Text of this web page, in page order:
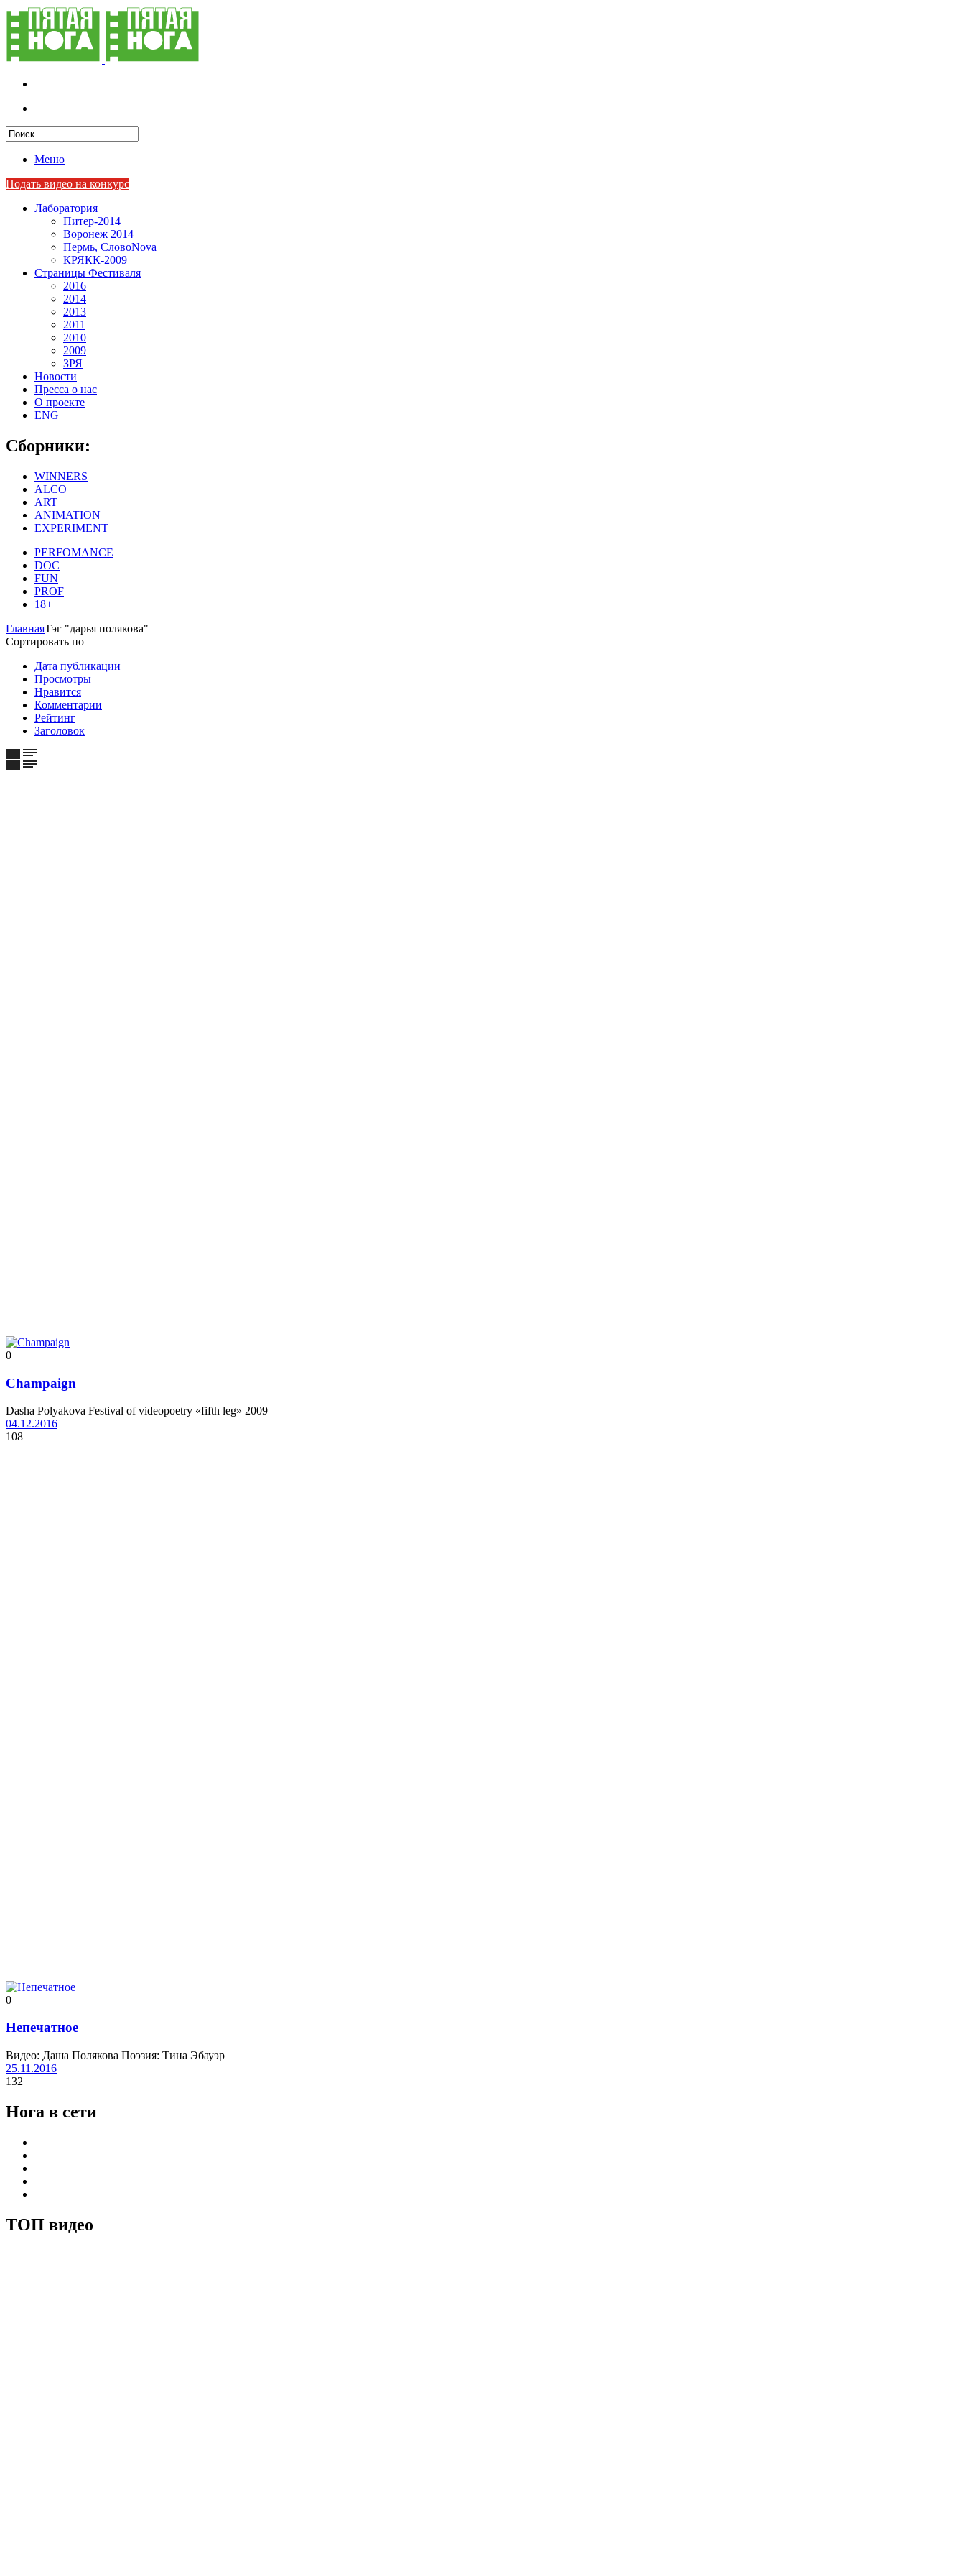
Меню
Подать видео на конкурс
Лаборатория
Питер-2014
Воронеж 2014
Пермь, СловоNova
КРЯКК-2009
Страницы Фестиваля
2016
2014
2013
2011
2010
2009
ЗРЯ
Новости
Пресса о нас
О проекте
ENG
Сборники:
WINNERS
ALCO
ART
ANIMATION
EXPERIMENT
PERFOMANCE
DOC
FUN
PROF
18+
ГлавнаяТэг "дарья полякова"
Сортировать по
Дата публикации
Просмотры
Нравится
Комментарии
Рейтинг
Заголовок
0
Champaign
Dasha Polyakova Festival of videopoetry «fifth leg» 2009
04.12.2016
108
0
Непечатное
Видео: Даша Полякова Поэзия: Тина Эбауэр
25.11.2016
132
Нога в сети
ТОП видео